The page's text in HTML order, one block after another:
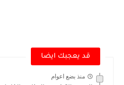
قد يعجبك ايضا
منذ بضع اعوام